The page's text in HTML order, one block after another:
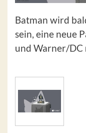
Batman wird
sein, eine neue
und Warner/DC